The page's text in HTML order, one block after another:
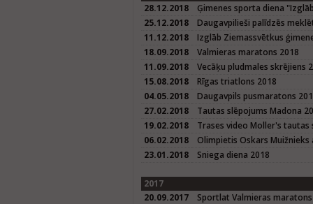
28.12.2018
Ģimenes sporta diena
25.12.2018
Daugavpilieši palīdzēs
11.12.2018
Izglāb Ziemassvētkus
18.09.2018
Valmieras maratons 2018
11.09.2018
Vecāķu pludmales skrējiens
15.08.2018
Rīgas triatlons 2018
04.05.2018
Daugavpils pusmaratons
27.02.2018
Tautas slēpojums Madona
19.02.2018
Trases video Moller's tautas
06.02.2018
Olimpietis Oskars Muižnieks
23.01.2018
Sniega diena 2018
2017
20.09.2017
Sportlat Valmieras